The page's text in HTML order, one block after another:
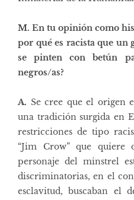
M. En tu opinión como
por qué es racista que un
se pinten con betún
negros/as?
A. Se cree que el origen
una tradición surgida en
restricciones de tipo
“Jim Crow” que quiere
personaje del minstrel
discriminatorias, en el
esclavitud, buscaban el